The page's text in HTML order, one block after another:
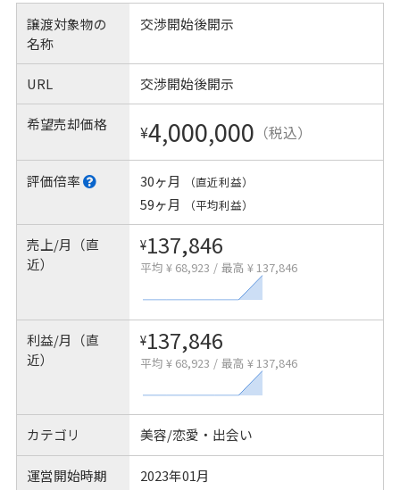
譲渡対象物の
名称
交渉開始後開示
URL 交渉開始後開示
希望売却価格 ¥4,000,000 （税込）
評価倍率 30ヶ月 （直近利益）
59ヶ月 （平均利益）
売上/月（直
近）
¥137,846
平均 ¥ 68,923 / 最高 ¥ 137,846
利益/月（直
近）
¥137,846
平均 ¥ 68,923 / 最高 ¥ 137,846
カテゴリ 美容/恋愛・出会い
運営開始時期 2023年01月